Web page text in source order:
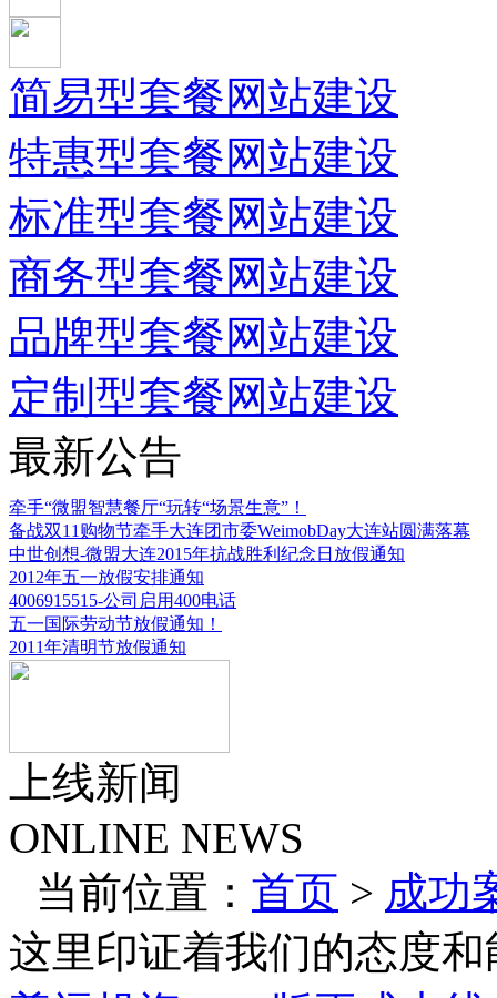
简易型套餐网站建设
特惠型套餐网站建设
标准型套餐网站建设
商务型套餐网站建设
品牌型套餐网站建设
定制型套餐网站建设
最新公告
牵手“微盟智慧餐厅“玩转“场景生意”！
备战双11购物节牵手大连团市委WeimobDay大连站圆满落幕
中世创想-微盟大连2015年抗战胜利纪念日放假通知
2012年五一放假安排通知
4006915515-公司启用400电话
五一国际劳动节放假通知！
2011年清明节放假通知
上线新闻
ONLINE NEWS
当前位置： 首页 > 成功
这里印证着我们的态度和